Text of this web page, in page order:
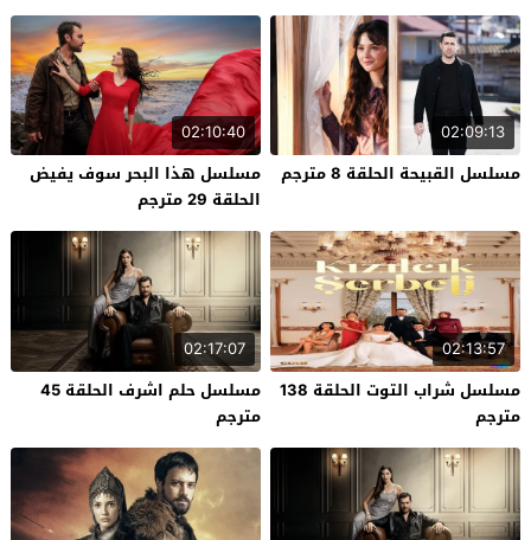
02:09:13
مسلسل القبيحة الحلقة 8 مترجم
02:10:40
مسلسل هذا البحر سوف يفيض
الحلقة 29 مترجم
02:13:57
مسلسل شراب التوت الحلقة 138
مترجم
02:17:07
مسلسل حلم اشرف الحلقة 45
مترجم